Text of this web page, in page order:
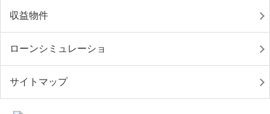
収益物件
ローンシミュレーショ
サイトマップ